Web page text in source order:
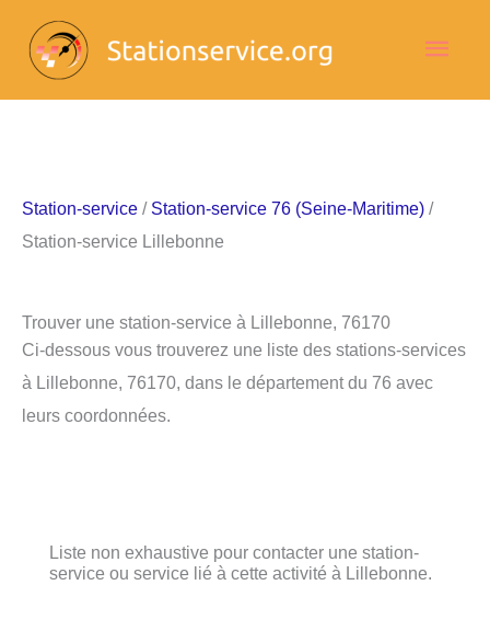
contenu
Station-service / Station-service 76 (Seine-Maritime) /
Station-service Lillebonne
Trouver une station-service à Lillebonne, 76170
Ci-dessous vous trouverez une liste des stations-services
à Lillebonne, 76170, dans le département du 76 avec
leurs coordonnées.
Liste non exhaustive pour contacter une station-
service ou service lié à cette activité à Lillebonne.